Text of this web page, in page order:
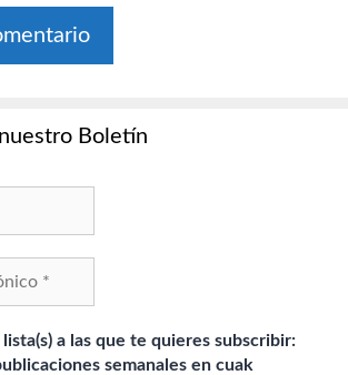
Boletín
a las que te quieres subscribir:
semanales en cuak